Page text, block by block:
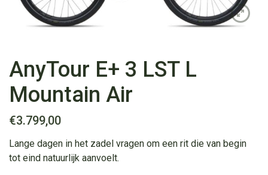
AnyTour E+ 3 LST L
Mountain Air
€3.799,00
Lange dagen in het zadel vragen om een rit die van begin
tot eind natuurlijk aanvoelt.